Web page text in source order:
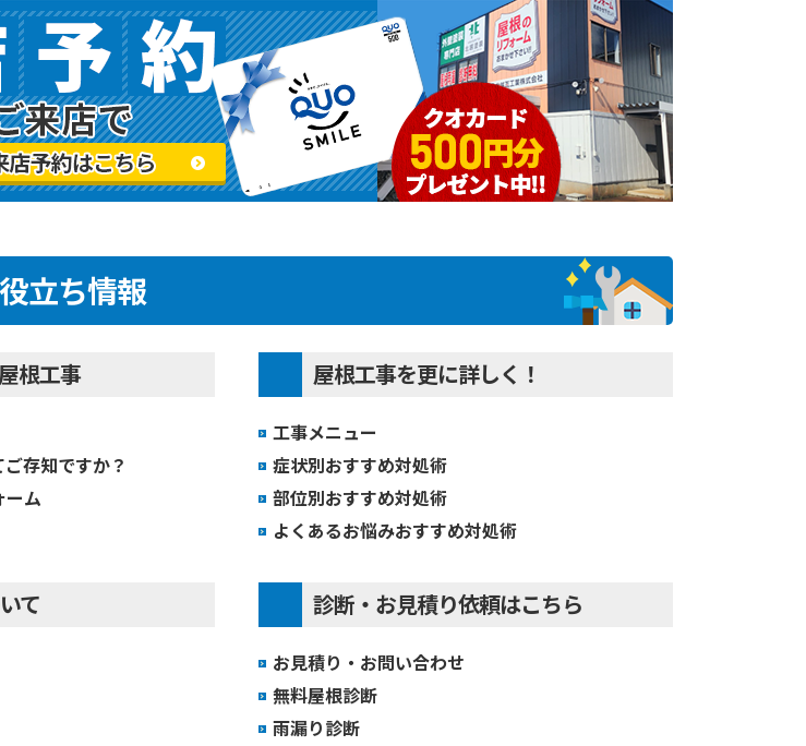
立ち情報
根工事
存知ですか？
ーム
屋根工事を更に詳しく！
工事メニュー
症状別おすすめ対処術
部位別おすすめ対処術
よくあるお悩みおすすめ対処術
て 診断・お見積り依頼はこちら
お見積り・お問い合わせ
無料屋根診断
雨漏り診断